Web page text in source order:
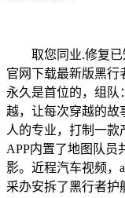
取您同业.修复已
官网下载最新版黑行
永久是首位的，组队
越，让每次穿越的故
人的专业，打制一
APP内置了地图队员
影。近程汽车视频，
采办安拆了黑行者护